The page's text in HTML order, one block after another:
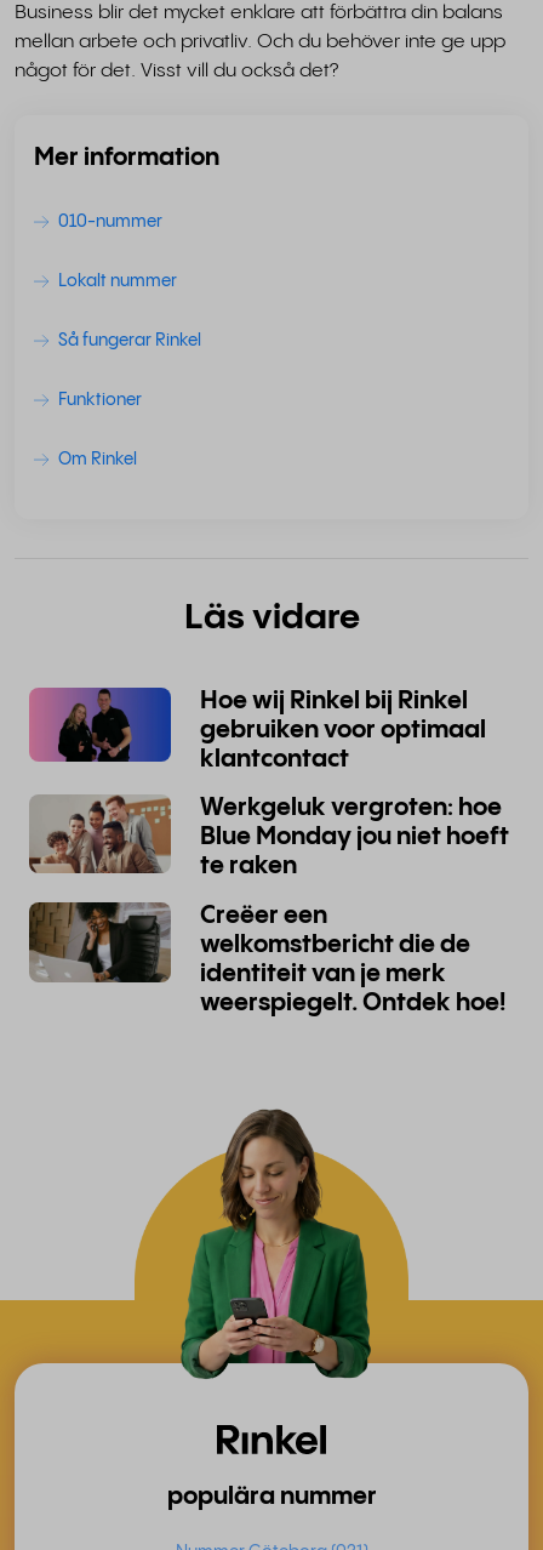
Business blir det mycket enklare att förbättra din balans
mellan arbete och privatliv. Och du behöver inte ge upp
något för det. Visst vill du också det?
Mer information
010-nummer
Lokalt nummer
Så fungerar Rinkel
Funktioner
Om Rinkel
Läs vidare
Hoe wij Rinkel bij Rinkel
gebruiken voor optimaal
klantcontact
Werkgeluk vergroten: hoe
Blue Monday jou niet hoeft
te raken
Creëer een
welkomstbericht die de
identiteit van je merk
weerspiegelt. Ontdek hoe!
populära nummer